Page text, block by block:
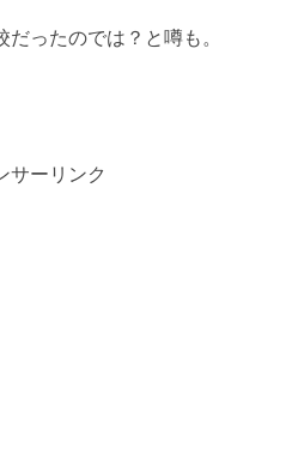
ったのでは？と噂も。
サーリンク